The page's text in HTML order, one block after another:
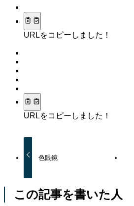
URLをコピーしました！
URLをコピーしました！
色眼鏡
この記事を書いた人